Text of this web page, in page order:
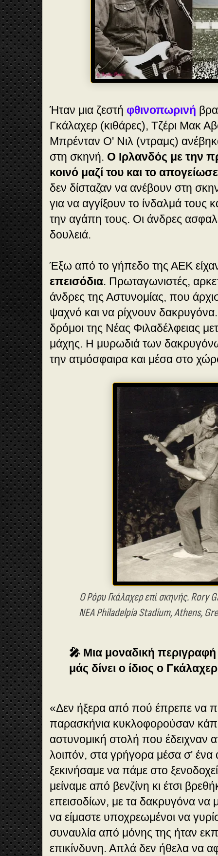
Ήταν μια ζεστή φθινοπωρινή
Γκάλαχερ (κιθάρες), Τζέρι Μακ
Μπρένταν Ο' Νιλ (ντραμς)
στη σκηνή. Ο Ιρλανδός με την
κοινό μαζί του και το απογείωσε
δεν δίσταζαν να ανέβουν στη
για να αγγίξουν το ίνδαλμά τους
την αγάπη τους. Οι άνδρες
δουλειά.
Έξω από το γήπεδο της ΑΕΚ
επεισόδια. Πρωταγωνιστές,
άνδρες της Αστυνομίας, που
ψαχνό και να ρίχνουν
δρόμοι της Νέας Φιλαδέλφειας
μάχης. Η μυρωδιά των
την ατμόσφαιρα και μέσα στο
Ο Ρόρυ Γκάλαχερ επί σκηνής. Rory
NEA Philadelpia Stadium, Athens,
🎤 Μια μοναδική περιγραφή
μάς δίνει ο ίδιος ο Γκάλαχερ
«Δεν ήξερα από πού έπρεπε να
παρασκήνια κυκλοφορούσαν
αστυνομική στολή που έδειχναν
λοιπόν, στα γρήγορα μέσα σ' ένα
ξεκινήσαμε να πάμε στο
μείναμε από βενζίνη κι έτσι
επεισοδίων, με τα δακρυγόνα να
να είμαστε υποχρεωμένοι να
συναυλία από μόνης της ήταν
επικίνδυνη. Απλά δεν ήθελα να